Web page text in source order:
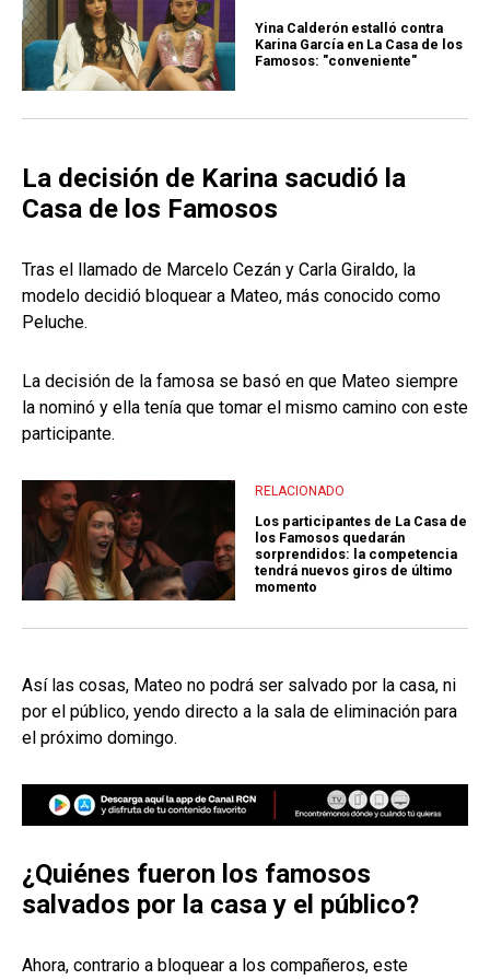
Yina Calderón estalló contra
Karina García en La Casa de los
Famosos: "conveniente"
La decisión de Karina sacudió la
Casa de los Famosos
Tras el llamado de Marcelo Cezán y Carla Giraldo, la
modelo decidió bloquear a Mateo, más conocido como
Peluche.
La decisión de la famosa se basó en que Mateo siempre
la nominó y ella tenía que tomar el mismo camino con este
participante.
RELACIONADO
Los participantes de La Casa de
los Famosos quedarán
sorprendidos: la competencia
tendrá nuevos giros de último
momento
Así las cosas, Mateo no podrá ser salvado por la casa, ni
por el público, yendo directo a la sala de eliminación para
el próximo domingo.
¿Quiénes fueron los famosos
salvados por la casa y el público?
Ahora, contrario a bloquear a los compañeros, este